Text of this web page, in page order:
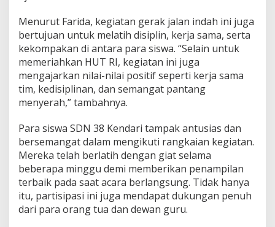
Menurut Farida, kegiatan gerak jalan indah ini juga
bertujuan untuk melatih disiplin, kerja sama, serta
kekompakan di antara para siswa. “Selain untuk
memeriahkan HUT RI, kegiatan ini juga
mengajarkan nilai-nilai positif seperti kerja sama
tim, kedisiplinan, dan semangat pantang
menyerah,” tambahnya.
Para siswa SDN 38 Kendari tampak antusias dan
bersemangat dalam mengikuti rangkaian kegiatan.
Mereka telah berlatih dengan giat selama
beberapa minggu demi memberikan penampilan
terbaik pada saat acara berlangsung. Tidak hanya
itu, partisipasi ini juga mendapat dukungan penuh
dari para orang tua dan dewan guru.